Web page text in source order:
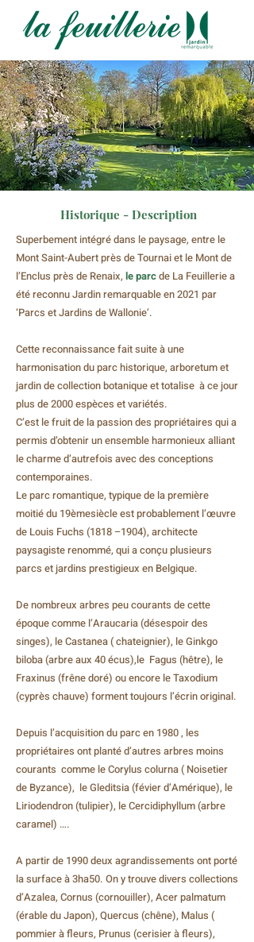
Historique - Description
Superbement intégré dans le paysage, entre le
Mont Saint-Aubert près de Tournai et le Mont de
l’Enclus près de Renaix, le parcde La Feuillerie a
été reconnu Jardin remarquable en 2021 par
‘Parcs et Jardins de Wallonie’.
Cette reconnaissance fait suite à une
harmonisation du parc historique, arboretum et
jardin de collection botanique et totalise à ce jour
plus de 2000 espèces et variétés.
C’est le fruit de la passion des propriétaires qui a
permis d’obtenir un ensemble harmonieux alliant
le charme d’autrefois avec des conceptions
contemporaines.
Le parc romantique, typique de la première
moitié du 19èmesiècle est probablement l’œuvre
de Louis Fuchs (1818 –1904), architecte
paysagiste renommé, qui a conçu plusieurs
parcs et jardins prestigieux en Belgique.
De nombreux arbres peu courants de cette
époque comme l’Araucaria (désespoir des
singes), le Castanea ( chateignier), le Ginkgo
biloba (arbre aux 40 écus),le Fagus (hêtre), le
Fraxinus (frêne doré) ou encore le Taxodium
(cyprès chauve) forment toujours l’écrin original.
Depuis l’acquisition du parc en 1980 , les
propriétaires ont planté d’autres arbres moins
courants comme le Corylus colurna ( Noisetier
de Byzance), le Gleditsia (févier d’Amérique), le
Liriodendron (tulipier), le Cercidiphyllum (arbre
caramel) ….
A partir de 1990 deux agrandissements ont porté
la surface à 3ha50. On y trouve divers collections
d’Azalea, Cornus (cornouiller), Acer palmatum
(érable du Japon), Quercus (chêne), Malus (
pommier à fleurs, Prunus (cerisier à fleurs),